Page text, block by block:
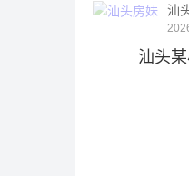
汕
汕头